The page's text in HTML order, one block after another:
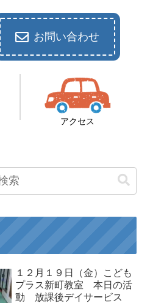
お問い合わせ
アクセス
１２月１９日（金）こども
プラス新町教室 本日の活
動 放課後デイサービス